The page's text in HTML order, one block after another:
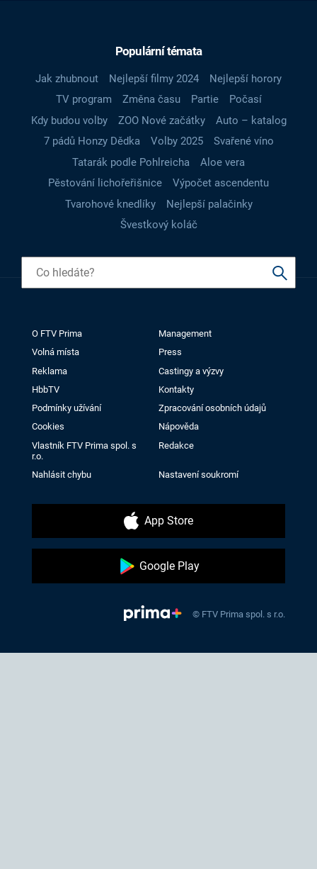
Populární témata
Jak zhubnout Nejlepší filmy 2024
Nejlepší horory
TV program
Změna času Partie
Počasí
Kdy budou volby
ZOO Nové začátky
Auto – katalog
7 pádů Honzy Dědka
Volby 2025
Svařené víno
Tatarák podle Pohlreicha
Aloe vera
Pěstování lichořeřišnice
Výpočet ascendentu
Tvarohové knedlíky
Nejlepší palačinky
Švestkový koláč
O FTV Prima
Management
Volná místa
Press
Reklama
Castingy a výzvy
HbbTV
Kontakty
Podmínky užívání
Zpracování osobních údajů
Cookies
Nápověda
Vlastník FTV Prima spol. s
r.o.
Redakce
Nahlásit chybu Nastavení soukromí
App Store
Google Play
© FTV Prima spol. s r.o.